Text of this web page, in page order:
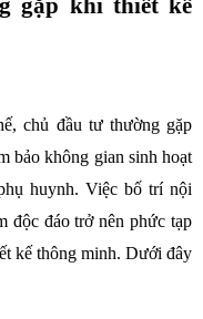
gặp khi thiết kế
chủ đầu tư thường gặp
bảo không gian sinh hoạt
huynh. Việc bố trí nội
độc đáo trở nên phức tạp
kế thông minh. Dưới đây